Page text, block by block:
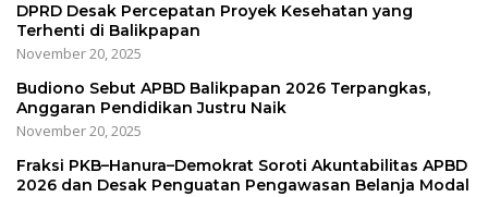
DPRD Desak Percepatan Proyek Kesehatan yang
Terhenti di Balikpapan
November 20, 2025
Budiono Sebut APBD Balikpapan 2026 Terpangkas,
Anggaran Pendidikan Justru Naik
November 20, 2025
Fraksi PKB–Hanura–Demokrat Soroti Akuntabilitas APBD
2026 dan Desak Penguatan Pengawasan Belanja Modal